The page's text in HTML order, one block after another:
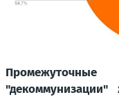
"декоммунизации"